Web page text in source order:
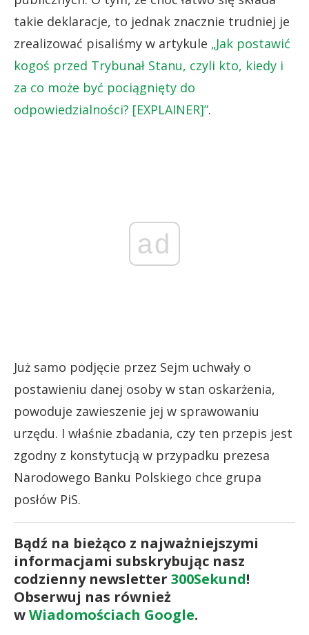
takie deklaracje, to jednak znacznie trudniej je
zrealizować pisaliśmy w artykule „Jak postawić
kogoś przed Trybunał Stanu, czyli kto, kiedy i
za co może być pociągnięty do
odpowiedzialności? [EXPLAINER]”.
ad
Już samo podjęcie przez Sejm uchwały o
postawieniu danej osoby w stan oskarżenia,
powoduje zawieszenie jej w sprawowaniu
urzędu. I właśnie zbadania, czy ten przepis jest
zgodny z konstytucją w przypadku prezesa
Narodowego Banku Polskiego chce grupa
posłów PiS.
Bądź na bieżąco z najważniejszymi
informacjami subskrybując nasz
codzienny newsletter 300Sekund!
Obserwuj nas również
wWiadomościach Google.